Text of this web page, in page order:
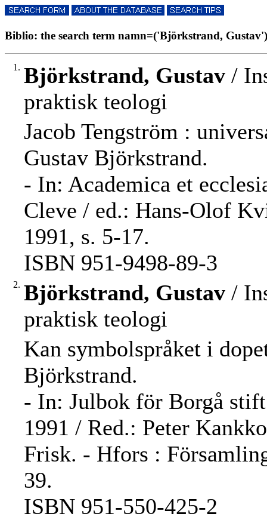
Biblio: the search term namn=('Björkstrand,
1. Björkstrand, Gustav /
praktisk teologi
Jacob Tengström :
Gustav Björkstrand.
- In: Academica et
Cleve / ed.: Hans-Olof
1991, s. 5-17.
ISBN 951-9498-89-3
2. Björkstrand, Gustav /
praktisk teologi
Kan symbolspråket i
Björkstrand.
- In: Julbok för Borgå
1991 / Red.: Peter
Frisk. - Hfors :
39.
ISBN 951-550-425-2